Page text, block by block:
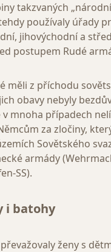
takzvaných
používaly úřady
jihovýchodní a
postupem Rudé
měli z příchodu
obavy nebyly
mnoha případech
za zločiny,
Sovětského
armády
SS).
i batohy
ženy s